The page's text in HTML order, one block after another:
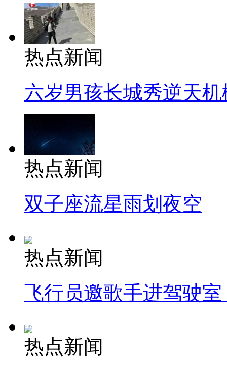
热点新闻
六岁男孩长城秀逆天机
热点新闻
双子座流星雨划夜空
热点新闻
飞行员邀歌手进驾驶
热点新闻